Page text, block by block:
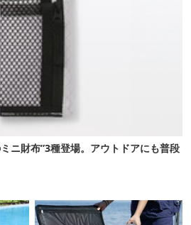
ニ財布”3種登場。アウトドアにも普段